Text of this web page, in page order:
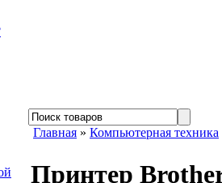
Главная » Компьютерная техника
Принтер